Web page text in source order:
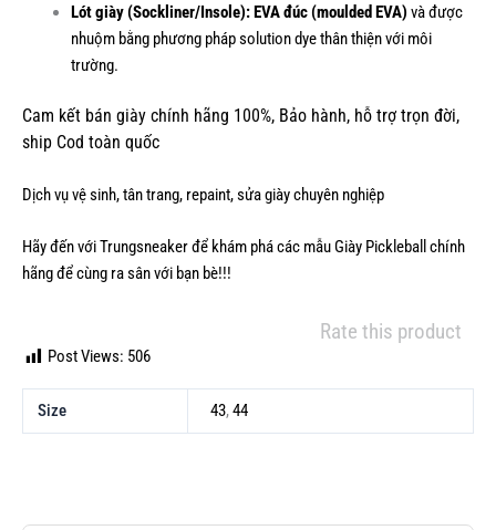
Lót giày (Sockliner/Insole):EVA đúc (moulded EVA) và được
nhuộm bằng phương pháp solution dye thân thiện với môi
trường.
Cam kết bán giày chính hãng 100%, Bảo hành, hỗ trợ trọn đời,
ship Cod toàn quốc
Dịch vụ vệ sinh, tân trang, repaint, sửa giày chuyên nghiệp
Hãy đến với Trungsneaker để khám phá các mẫuGiày Pickleball chính
hãng để cùng ra sân với bạn bè!!!
Rate this product
Post Views: 506
Size 43,44